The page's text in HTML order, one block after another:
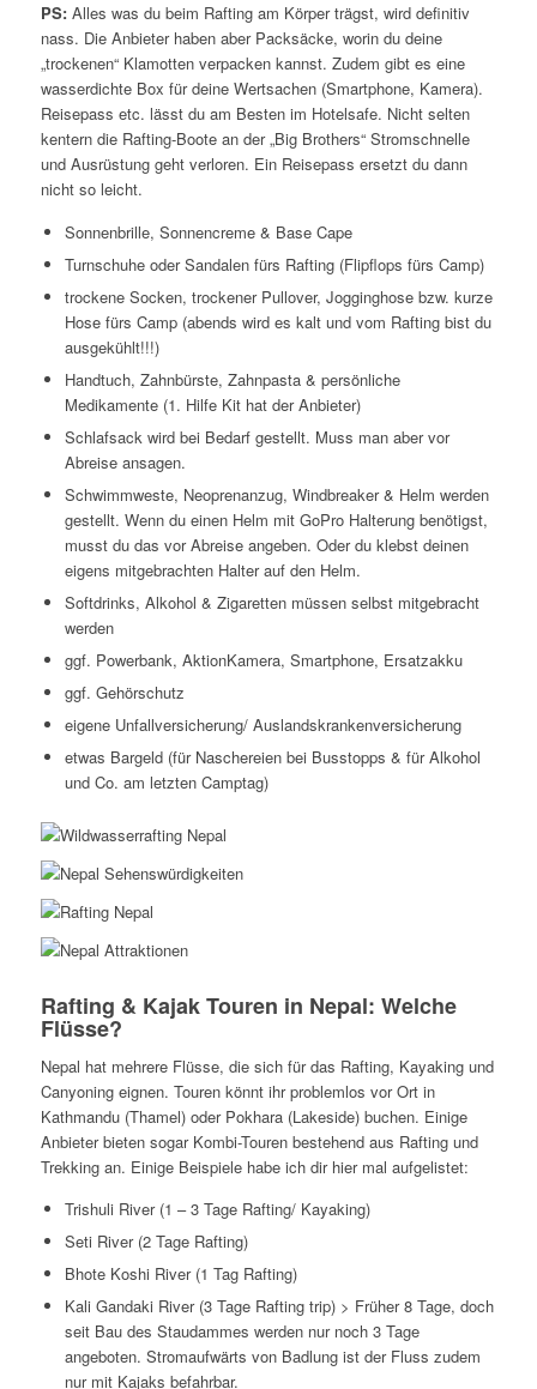
PS:Alles was du beim Rafting am Körper trägst, wird definitiv
nass. Die Anbieter haben aber Packsäcke, worin du deine
„trockenen“ Klamotten verpacken kannst. Zudem gibt es eine
wasserdichte Box für deine Wertsachen (Smartphone, Kamera).
Reisepass etc. lässt du am Besten im Hotelsafe. Nicht selten
kentern die Rafting-Boote an der „Big Brothers“ Stromschnelle
und Ausrüstung geht verloren. Ein Reisepass ersetzt du dann
nicht so leicht.
Sonnenbrille, Sonnencreme & Base Cape
Turnschuhe oder Sandalen fürs Rafting (Flipflops fürs Camp)
trockene Socken, trockener Pullover, Jogginghose bzw. kurze
Hose fürs Camp (abends wird es kalt und vom Rafting bist du
ausgekühlt!!!)
Handtuch, Zahnbürste, Zahnpasta & persönliche
Medikamente (1. Hilfe Kit hat der Anbieter)
Schlafsack wird bei Bedarf gestellt. Muss man aber vor
Abreise ansagen.
Schwimmweste, Neoprenanzug, Windbreaker & Helm werden
gestellt. Wenn du einen Helm mit GoPro Halterung benötigst,
musst du das vor Abreise angeben. Oder du klebst deinen
eigens mitgebrachten Halter auf den Helm.
Softdrinks, Alkohol & Zigaretten müssen selbst mitgebracht
werden
ggf. Powerbank, AktionKamera, Smartphone, Ersatzakku
ggf. Gehörschutz
eigene Unfallversicherung/ Auslandskrankenversicherung
etwas Bargeld (für Naschereien bei Busstopps & für Alkohol
und Co. am letzten Camptag)
Rafting & Kajak Touren in Nepal: Welche
Flüsse?
Nepal hat mehrere Flüsse, die sich für das Rafting, Kayaking und
Canyoning eignen. Touren könnt ihr problemlos vor Ort in
Kathmandu (Thamel) oder Pokhara (Lakeside) buchen. Einige
Anbieter bieten sogar Kombi-Touren bestehend aus Rafting und
Trekking an. Einige Beispiele habe ich dir hier mal aufgelistet:
Trishuli River (1 – 3 Tage Rafting/ Kayaking)
Seti River (2 Tage Rafting)
Bhote Koshi River (1 Tag Rafting)
Kali Gandaki River (3 Tage Rafting trip) > Früher 8 Tage, doch
seit Bau des Staudammes werden nur noch 3 Tage
angeboten. Stromaufwärts von Badlung ist der Fluss zudem
nur mit Kajaks befahrbar.